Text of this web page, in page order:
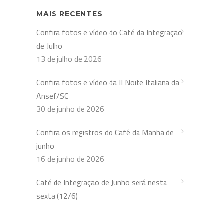
MAIS RECENTES
Confira fotos e vídeo do Café da Integração
de Julho
13 de julho de 2026
Confira fotos e vídeo da II Noite Italiana da
Ansef/SC
30 de junho de 2026
Confira os registros do Café da Manhã de
junho
16 de junho de 2026
Café de Integração de Junho será nesta
sexta (12/6)